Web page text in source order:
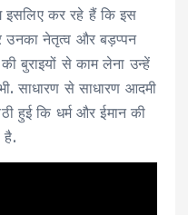
इसलिए कर रहे हैं कि इस
उनका नेतृत्‍व और बड़प्‍पन
बुराइयों से काम लेना उन्‍हें
साधारण से साधारण आदमी
हुई कि धर्म और ईमान की
है.